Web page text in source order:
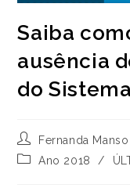
Saiba
ausência
do
Autor
do
post:
Fernanda Manso
Categoria
Ano 2018 /